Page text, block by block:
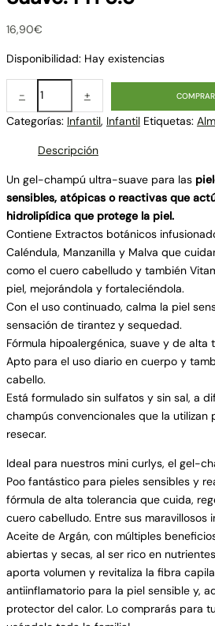
16,90€
Disponibilidad: Hay existencias
- + COMPRAR
Categorías: Infantil, Infantil Etiquetas:
Descripción
Un gel-champú ultra-suave para las
sensibles, atópicas o reactivas que
hidrolipídica que protege la piel.
Contiene Extractos botánicos
Caléndula, Manzanilla y Malva que
como el cuero cabelludo y también
piel, mejorándola y fortaleciéndola.
Con el uso continuado, calma la piel
sensación de tirantez y sequedad.
Fórmula hipoalergénica, suave y de alta
Apto para el uso diario en cuerpo y
cabello.
Está formulado sin sulfatos y sin sal, a
champús convencionales que la utilizan
resecar.
Ideal para nuestros mini curlys, el gel-
Poo fantástico para pieles sensibles y
fórmula de alta tolerancia que cuida,
cuero cabelludo. Entre sus maravillosos
Aceite de Argán, con múltiples
abiertas y secas, al ser rico en
aporta volumen y revitaliza la fibra
antiinflamatorio para la piel sensible y,
protector del calor. Lo comprarás para